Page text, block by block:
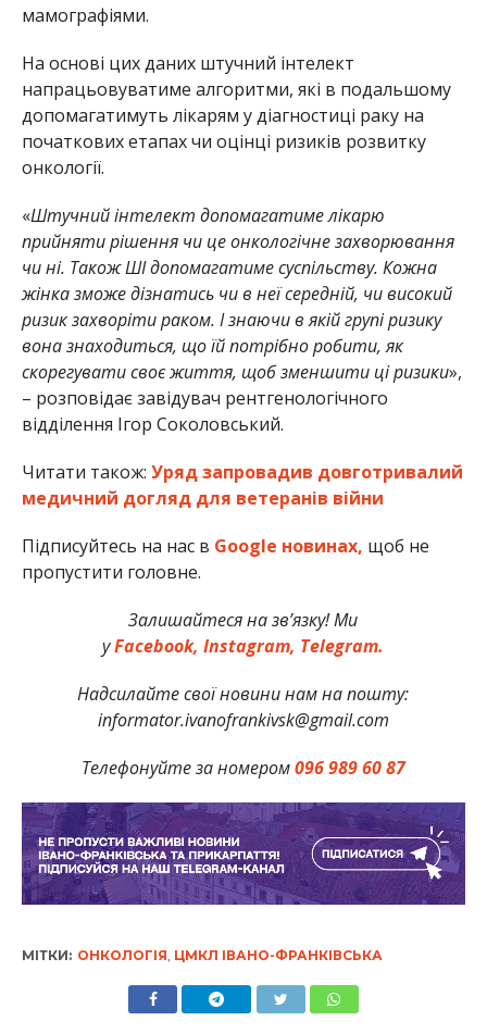
мамографіями.
На основі цих даних штучний інтелект
напрацьовуватиме алгоритми, які в подальшому
допомагатимуть лікарям у діагностиці раку на
початкових етапах чи оцінці ризиків розвитку
онкології.
«Штучний інтелект допомагатиме лікарю
прийняти рішення чи це онкологічне захворювання
чи ні. Також ШІ допомагатиме суспільству. Кожна
жінка зможе дізнатись чи в неї середній, чи високий
ризик захворіти раком. І знаючи в якій групі ризику
вона знаходиться, що їй потрібно робити, як
скорегувати своє життя, щоб зменшити ці ризики»,
– розповідає завідувач рентгенологічного
відділення Ігор Соколовський.
Читати також: Уряд запровадив довготривалий
медичний догляд для ветеранів війни
Підписуйтесь на нас в Google новинах, щоб не
пропустити головне.
Залишайтеся на зв’язку! Ми
уFacebook, Instagram, Telegram.
Надсилайте свої новини нам на пошту:
informator.ivanofrankivsk@gmail.com
Телефонуйте за номером096 989 60 87
МІТКИ: ОНКОЛОГІЯ ЦМКЛ ІВАНО-ФРАНКІВСЬКА